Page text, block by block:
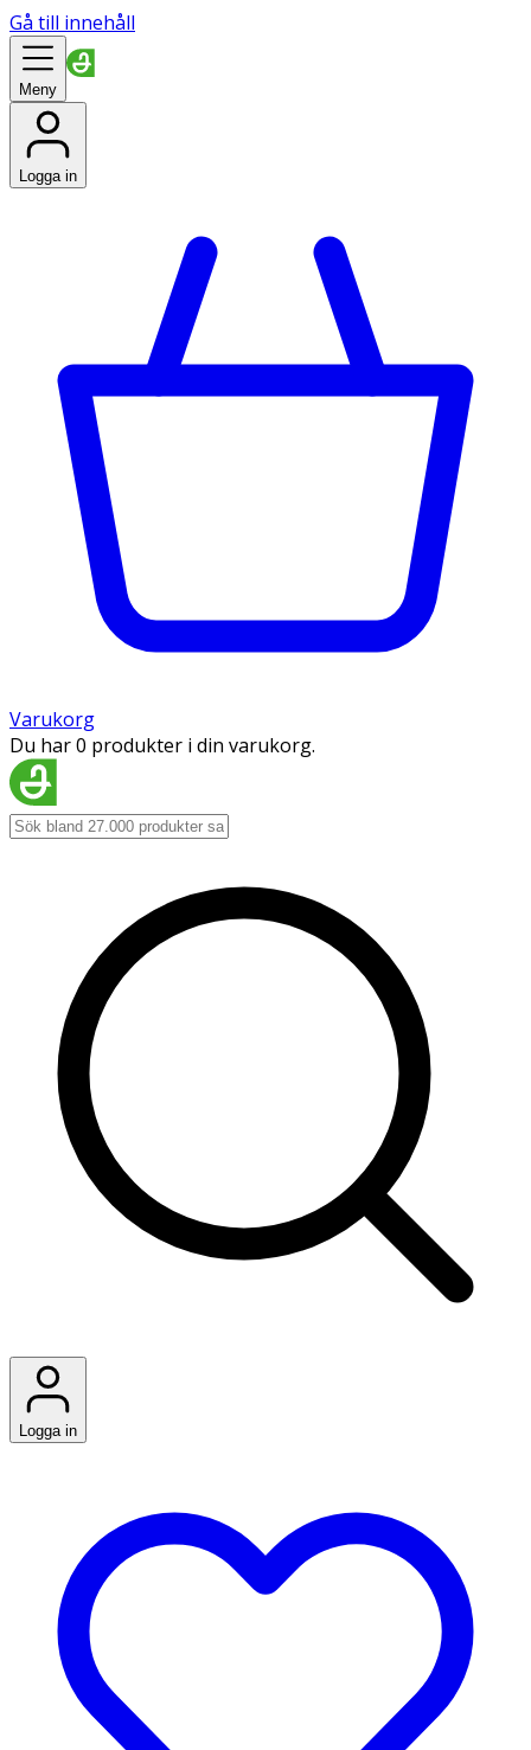
Gå till innehåll
Meny
Logga in
Varukorg
Du har 0 produkter i din varukorg.
Logga in